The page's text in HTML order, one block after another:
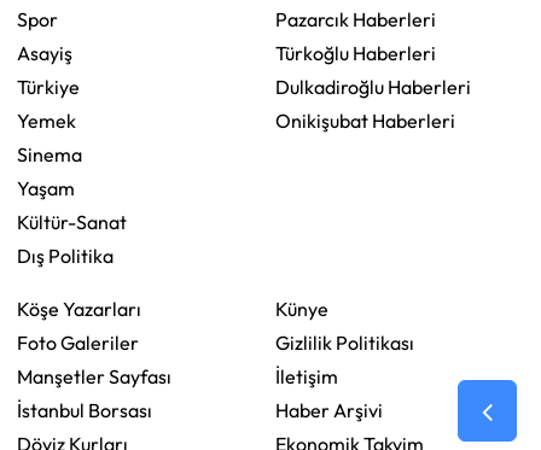
Spor
Asayiş
Türkiye
Yemek
Sinema
Yaşam
Kültür-Sanat
Dış Politika
Pazarcık Haberleri
Türkoğlu Haberleri
Dulkadiroğlu Haberleri
Onikişubat Haberleri
Köşe Yazarları
Foto Galeriler
Manşetler Sayfası
İstanbul Borsası
Döviz Kurları
Künye
Gizlilik Politikası
İletişim
Haber Arşivi
Ekonomik Takvim